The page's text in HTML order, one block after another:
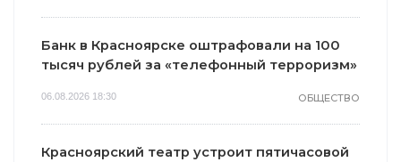
Банк в Красноярске оштрафовали на 100
тысяч рублей за «телефонный терроризм»
06.08.2026 18:30 ОБЩЕСТВО
Красноярский театр устроит пятичасовой